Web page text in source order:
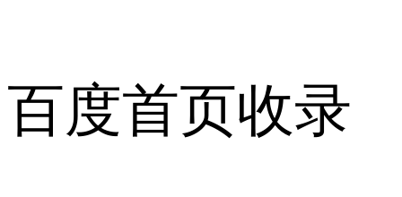
百度首页收录